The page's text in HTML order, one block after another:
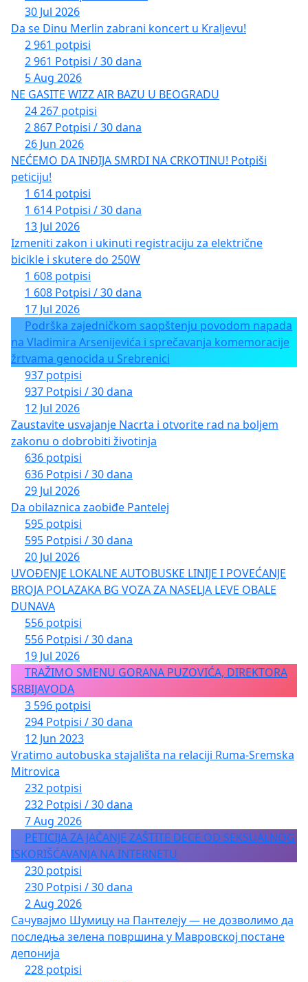
30 Jul 2026
Da se Dinu Merlin zabrani koncert u Kraljevu!
2 961 potpisi
2 961 Potpisi / 30 dana
5 Aug 2026
NE GASITE WIZZ AIR BAZU U BEOGRADU
24 267 potpisi
2 867 Potpisi / 30 dana
26 Jun 2026
NEĆEMO DA INĐIJA SMRDI NA CRKOTINU! Potpiši
peticiju!
1 614 potpisi
1 614 Potpisi / 30 dana
13 Jul 2026
Izmeniti zakon i ukinuti registraciju za električne
bicikle i skutere do 250W
1 608 potpisi
1 608 Potpisi / 30 dana
17 Jul 2026
Podrška zajedničkom saopštenju povodom napada
na Vladimira Arsenijevića i sprečavanja komemoracije
žrtvama genocida u Srebrenici
937 potpisi
937 Potpisi / 30 dana
12 Jul 2026
Zaustavite usvajanje Nacrta i otvorite rad na boljem
zakonu o dobrobiti životinja
636 potpisi
636 Potpisi / 30 dana
29 Jul 2026
Da obilaznica zaobiđe Pantelej
595 potpisi
595 Potpisi / 30 dana
20 Jul 2026
UVOĐENJE LOKALNE AUTOBUSKE LINIJE I POVEĆANJE
BROJA POLAZAKA BG VOZA ZA NASELJA LEVE OBALE
DUNAVA
556 potpisi
556 Potpisi / 30 dana
19 Jul 2026
TRAŽIMO SMENU GORANA PUZOVIĆA, DIREKTORA
SRBIJAVODA
3 596 potpisi
294 Potpisi / 30 dana
12 Jun 2023
Vratimo autobuska stajališta na relaciji Ruma-Sremska
Mitrovica
232 potpisi
232 Potpisi / 30 dana
7 Aug 2026
PETICIJA ZA JAČANJE ZAŠTITE DECE OD SEKSUALNOG
ISKORIŠĆAVANJA NA INTERNETU
230 potpisi
230 Potpisi / 30 dana
2 Aug 2026
Сачувајмо Шумицу на Пантелеју — не дозволимо да
последња зелена површина у Мавровској постане
депонија
228 potpisi